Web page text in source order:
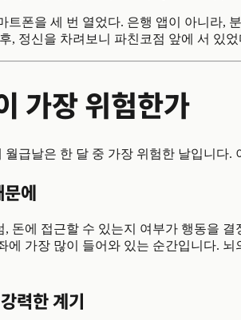
트폰을 세 번 열었다. 은행 앱이 아니라,
, 정신을 차려보니 파친코점 앞에 서 있었
가장 위험한가
월급날은 한 달 중 가장 위험한 날입니다.
에
, 돈에 접근할 수 있는지 여부가 행동을
에 가장 많이 들어와 있는 순간입니다.
력한 계기